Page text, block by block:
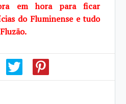
em hora para ficar
do Fluminense e tudo